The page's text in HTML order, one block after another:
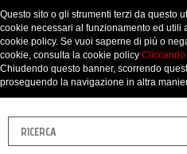
Questo sito o gli strumenti terzi da questo
cookie necessari al funzionamento ed utili
cookie policy. Se vuoi saperne di più o
cookie, consulta la cookie policy Cliccando
Chiudendo questo banner, scorrendo
proseguendo la navigazione in altra